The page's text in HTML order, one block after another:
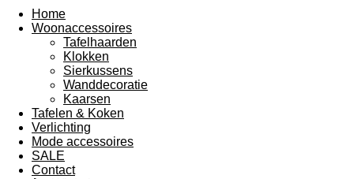
Home
Woonaccessoires
Tafelhaarden
Klokken
Sierkussens
Wanddecoratie
Kaarsen
Tafelen & Koken
Verlichting
Mode accessoires
SALE
Contact